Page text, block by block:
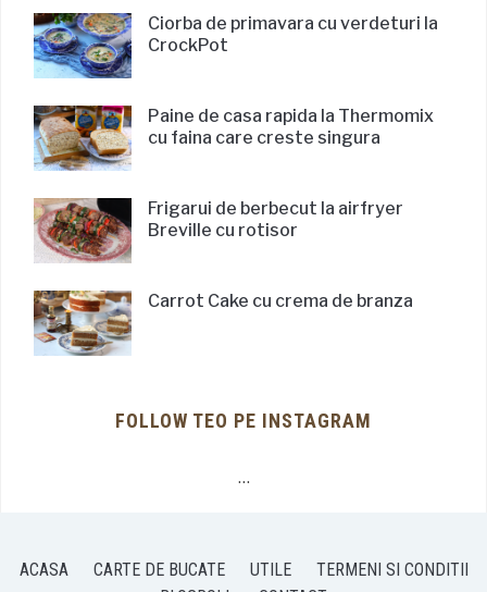
Ciorba de primavara cu verdeturi la
CrockPot
Paine de casa rapida la Thermomix
cu faina care creste singura
Frigarui de berbecut la airfryer
Breville cu rotisor
Carrot Cake cu crema de branza
FOLLOW TEO PE INSTAGRAM
…
ACASA CARTE DE BUCATE UTILE
TERMENI SI CONDITII